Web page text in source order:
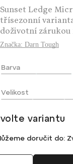
Sunset Ledge
třísezonní
doživotní
Značka: Darn Tough
Barva
Velikost
variantu
doručit do: